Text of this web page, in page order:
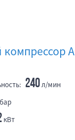
240л/мин
бар
кВт